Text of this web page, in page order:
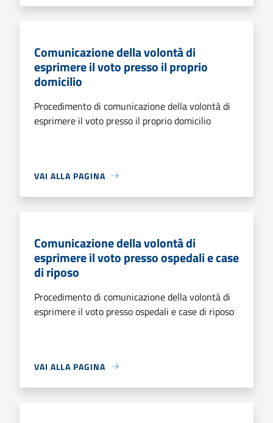
Comunicazione della volontà di
esprimere il voto presso il proprio
domicilio
Procedimento di comunicazione della volontà di
esprimere il voto presso il proprio domicilio
VAI ALLA PAGINA
Comunicazione della volontà di
esprimere il voto presso ospedali e case
di riposo
Procedimento di comunicazione della volontà di
esprimere il voto presso ospedali e case di riposo
VAI ALLA PAGINA